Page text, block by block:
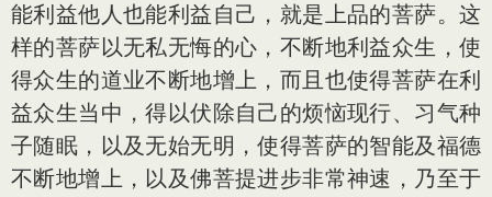
能利益他人也能利益自己，就是上品的菩萨。这
样的菩萨以无私无悔的心，不断地利益众生，使
得众生的道业不断地增上，而且也使得菩萨在利
益众生当中，得以伏除自己的烦恼现行、习气种
子随眠，以及无始无明，使得菩萨的智能及福德
不断地增上，以及佛菩提进步非常神速，乃至于